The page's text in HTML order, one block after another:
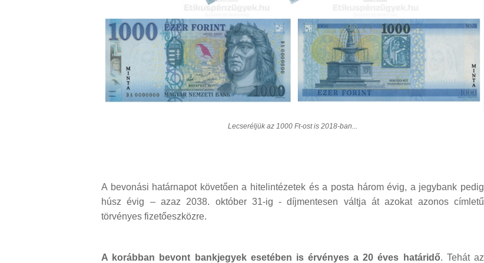
Lecseréljük az 1000 Ft-ost is 2018-ban...
A bevonási határnapot követően a hitelintézetek és a posta három évig, a jegybank pedig
húsz évig – azaz 2038. október 31-ig - díjmentesen váltja át azokat azonos címletű
törvényes fizetőeszközre.
A korábban bevont bankjegyek esetében is érvényes a 20 éves határidő. Tehát az